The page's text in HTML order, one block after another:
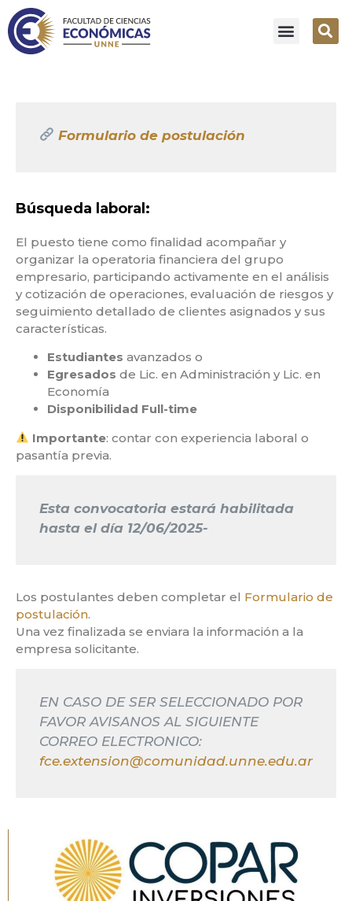
Formulario de postulación
Búsqueda laboral:
El puesto tiene como finalidad acompañar y
organizar la operatoria financiera del grupo
empresario, participando activamente en el análisis
y cotización de operaciones, evaluación de riesgos y
seguimiento detallado de clientes asignados y sus
características.
Estudiantes avanzados o
Egresados de Lic. en Administración y Lic. en
Economía
Disponibilidad Full-time
Importante: contar con experiencia laboral o
pasantía previa.
Esta convocatoria estará habilitada
hasta el día 12/06/2025-
Los postulantes deben completar el Formulario de
postulación.
Una vez finalizada se enviara la información a la
empresa solicitante.
EN CASO DE SER SELECCIONADO POR
FAVOR AVISANOS AL SIGUIENTE
CORREO ELECTRONICO:
fce.extension@comunidad.unne.edu.ar